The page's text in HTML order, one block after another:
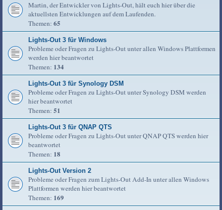
Martin, der Entwickler von Lights-Out, hält euch hier über die
aktuellsten Entwicklungen auf dem Laufenden.
Themen: 65
Lights-Out 3 für Windows
Probleme oder Fragen zu Lights-Out unter allen Windows Plattformen
werden hier beantwortet
Themen: 134
Lights-Out 3 für Synology DSM
Probleme oder Fragen zu Lights-Out unter Synology DSM werden
hier beantwortet
Themen: 51
Lights-Out 3 für QNAP QTS
Probleme oder Fragen zu Lights-Out unter QNAP QTS werden hier
beantwortet
Themen: 18
Lights-Out Version 2
Probleme oder Fragen zum Lights-Out Add-In unter allen Windows
Plattformen werden hier beantwortet
Themen: 169